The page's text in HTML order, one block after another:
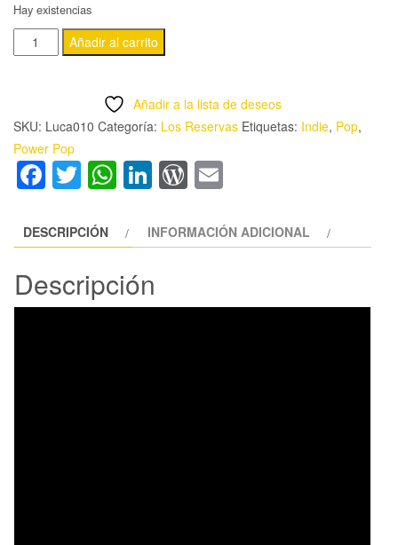
Hay existencias
LOS
RESERVAS
LAS
FLORES'
CD
cantidad
Añadir al carrito
Añadir a la lista de deseos
SKU: Luca010 Categoría: Los Reservas Etiquetas: Indie, Pop,
Power Pop
Facebook
Twitter
WhatsApp
LinkedIn
WordPress
DESCRIPCIÓN INFORMACIÓN ADICIONAL
Descripción